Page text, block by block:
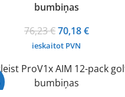
bumbiņas
76,23€Original
price
76,23 €.
70,18€Current
70,18 €.
ieskaitot PVN